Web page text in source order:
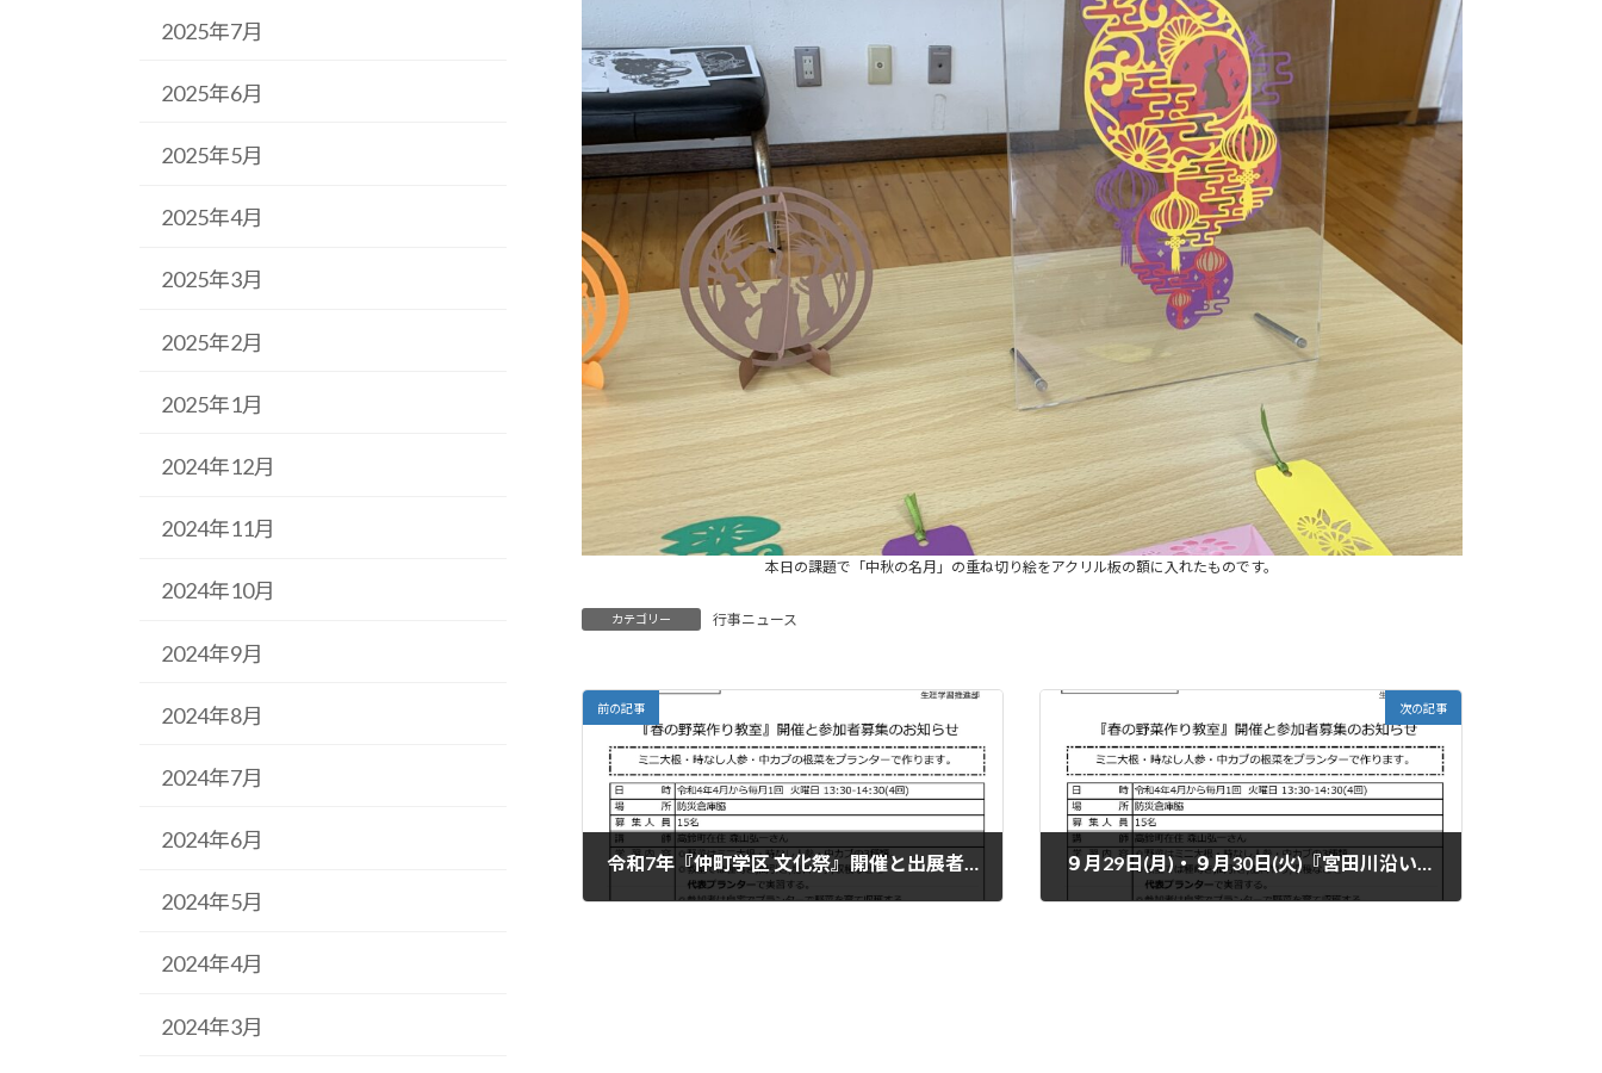
本日の課題で「中秋の名月」の重ね切り絵をアクリル板の額に入れたものです。
カテゴリー 行事ニュース
前の記事
令和7年『仲町学区 文化祭』開催と出展者募集のお知らせ
次の記事
９月29日(月)・９月30日(火)『宮田川沿いの道路』の『通行止め』のお知らせ
2025年7月
2025年6月
2025年5月
2025年4月
2025年3月
2025年2月
2025年1月
2024年12月
2024年11月
2024年10月
2024年9月
2024年8月
2024年7月
2024年6月
2024年5月
2024年4月
2024年3月